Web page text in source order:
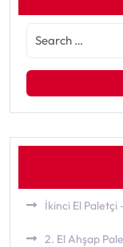
İkinci El Paletçi
2. El Ahşap